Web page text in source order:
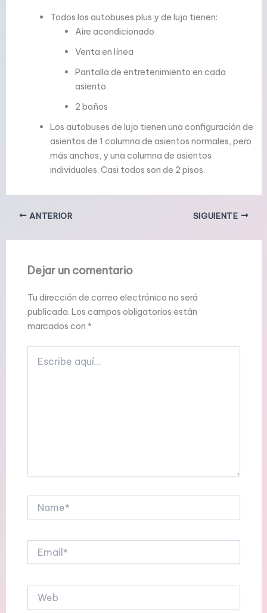
Todos los autobuses plus y de lujo tienen:
Aire acondicionado
Venta en línea
Pantalla de entretenimiento en cada
asiento.
2 baños
Los autobuses de lujo tienen una configuración de
asientos de 1 columna de asientos normales, pero
más anchos, y una columna de asientos
individuales. Casi todos son de 2 pisos.
ANTERIOR SIGUIENTE
Dejar un comentario
Tu dirección de correo electrónico no será
publicada. Los campos obligatorios están
marcados con*
aquí...